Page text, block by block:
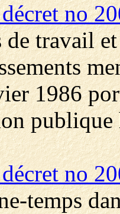
no
de travail
1986
publique
no
temps